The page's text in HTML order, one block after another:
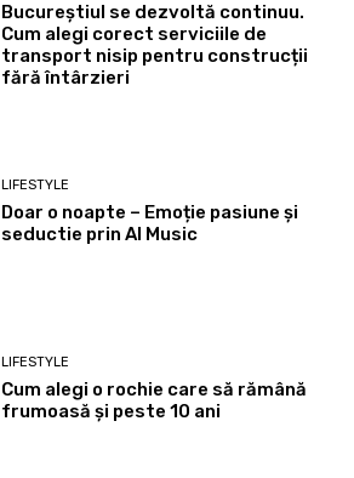
Bucureștiul se dezvoltă continuu.
Cum alegi corect serviciile de
transport nisip pentru construcții
fără întârzieri
LIFESTYLE
Doar o noapte – Emoție pasiune și
seductie prin AI Music
LIFESTYLE
Cum alegi o rochie care să rămână
frumoasă și peste 10 ani